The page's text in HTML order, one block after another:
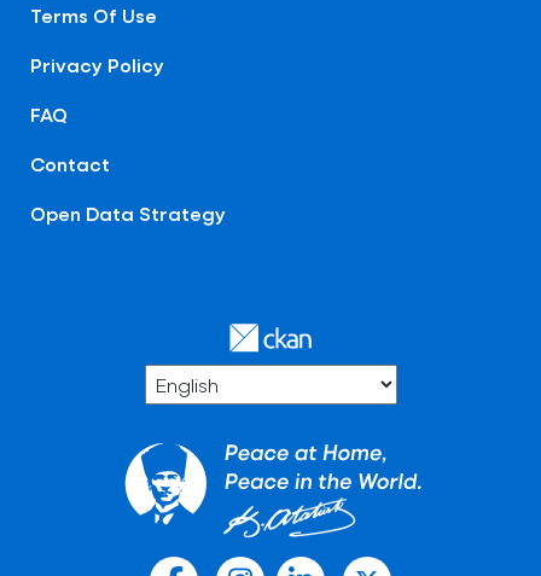
Terms Of Use
Privacy Policy
FAQ
Contact
Open Data Strategy